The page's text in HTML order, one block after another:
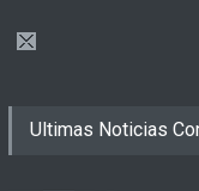
Ultimas Noticias